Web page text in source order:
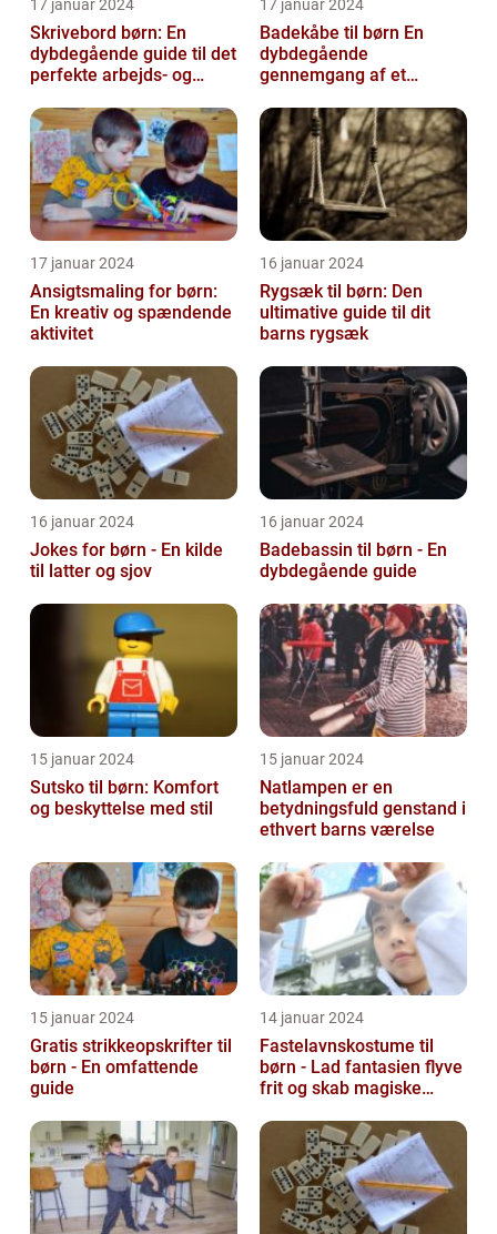
17 januar 2024
Skrivebord børn: En
dybdegående guide til det
perfekte arbejds- og
17 januar 2024
Badekåbe til børn En
dybdegående
gennemgang af et
børnetøj
17 januar 2024
Ansigtsmaling for børn:
En kreativ og spændende
aktivitet
16 januar 2024
Rygsæk til børn: Den
ultimative guide til dit
barns rygsæk
16 januar 2024
Jokes for børn - En kilde
til latter og sjov
16 januar 2024
Badebassin til børn - En
dybdegående guide
15 januar 2024
Sutsko til børn: Komfort
og beskyttelse med stil
15 januar 2024
Natlampen er en
betydningsfuld genstand i
ethvert barns værelse
15 januar 2024
Gratis strikkeopskrifter til
børn - En omfattende
guide
14 januar 2024
Fastelavnskostume til
børn - Lad fantasien flyve
frit og skab magiske